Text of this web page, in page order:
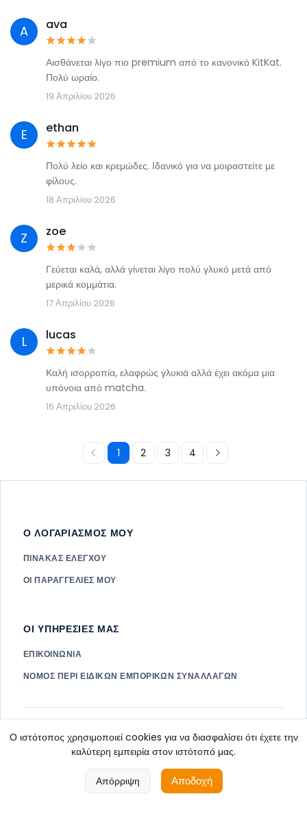
A ava
Αισθάνεται λίγο πιο premium από το κανονικό KitKat.
Πολύ ωραίο.
19 Απριλίου 2026
E ethan
Πολύ λείο και κρεμώδες. Ιδανικό για να μοιραστείτε με
φίλους.
18 Απριλίου 2026
Z zoe
Γεύεται καλά, αλλά γίνεται λίγο πολύ γλυκό μετά από
μερικά κομμάτια.
17 Απριλίου 2026
L lucas
Καλή ισορροπία, ελαφρώς γλυκιά αλλά έχει ακόμα μια
υπόνοια από matcha.
16 Απριλίου 2026
1 2 3 4
Ο ΛΟΓΑΡΙΑΣΜΌΣ ΜΟΥ
ΠΊΝΑΚΑΣ ΕΛΈΓΧΟΥ
ΟΙ ΠΑΡΑΓΓΕΛΊΕΣ ΜΟΥ
ΟΙ ΥΠΗΡΕΣΊΕΣ ΜΑΣ
ΕΠΙΚΟΙΝΩΝΊΑ
ΝΌΜΟΣ ΠΕΡΊ ΕΙΔΙΚΏΝ ΕΜΠΟΡΙΚΏΝ ΣΥΝΑΛΛΑΓΏΝ
διατηρούνται.
Ο ιστότοπος χρησιμοποιεί cookies για να διασφαλίσει ότι έχετε την
καλύτερη εμπειρία στον ιστότοπό μας.
Απόρριψη Αποδοχή